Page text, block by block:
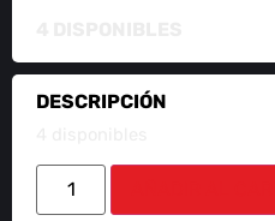
DESCRIPCIÓN